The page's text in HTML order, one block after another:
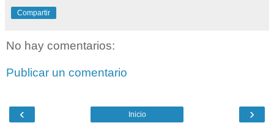
Compartir
No hay comentarios:
Publicar un comentario
‹ ›
Inicio